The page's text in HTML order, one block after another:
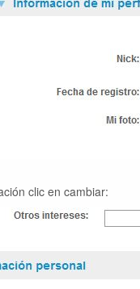
clic en cambiar: